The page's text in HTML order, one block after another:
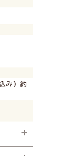
み）約